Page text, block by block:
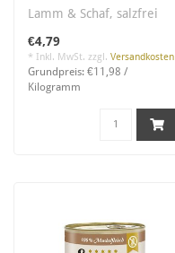
Lamm & Schaf, salzfrei
€4,79
* Inkl. MwSt. zzgl. Versandkosten
Grundpreis: €11,98 /
Kilogramm